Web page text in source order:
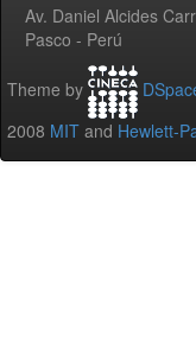
Av. Daniel Alcides
Pasco - Perú
Theme by
2008 MIT and Hewlett-